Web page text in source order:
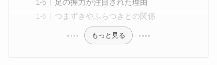
足の握力が注目された理由
つまずきやふらつきとの関係
もっと見る